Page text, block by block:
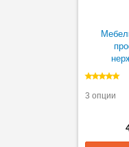
3 опции